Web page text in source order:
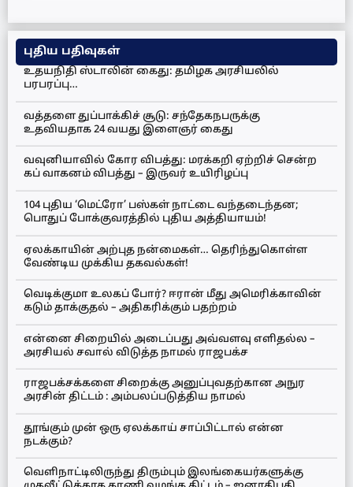
புதிய பதிவுகள்
உதயநிதி ஸ்டாலின் கைது: தமிழக அரசியலில்
பரபரப்பு…
வத்தளை துப்பாக்கிச் சூடு: சந்தேகநபருக்கு
உதவியதாக 24 வயது இளைஞர் கைது
வவுனியாவில் கோர விபத்து: மரக்கறி ஏற்றிச் சென்ற
கப் வாகனம் விபத்து – இருவர் உயிரிழப்பு
104 புதிய ‘மெட்ரோ’ பஸ்கள் நாட்டை வந்தடைந்தன;
பொதுப் போக்குவரத்தில் புதிய அத்தியாயம்!
ஏலக்காயின் அற்புத நன்மைகள்… தெரிந்துகொள்ள
வேண்டிய முக்கிய தகவல்கள்!
வெடிக்குமா உலகப் போர்? ஈரான் மீது அமெரிக்காவின்
கடும் தாக்குதல் – அதிகரிக்கும் பதற்றம்
என்னை சிறையில் அடைப்பது அவ்வளவு எளிதல்ல –
அரசியல் சவால் விடுத்த நாமல் ராஜபக்ச
ராஜபக்சக்களை சிறைக்கு அனுப்புவதற்கான அநுர
அரசின் திட்டம் : அம்பலப்படுத்திய நாமல்
தூங்கும் முன் ஒரு ஏலக்காய் சாப்பிட்டால் என்ன
நடக்கும்?
வெளிநாட்டிலிருந்து திரும்பும் இலங்கையர்களுக்கு